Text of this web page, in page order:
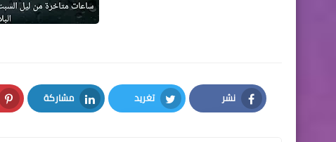
نشر
Facebook
تغريد
Twitter
مشاركة
LinkedIn